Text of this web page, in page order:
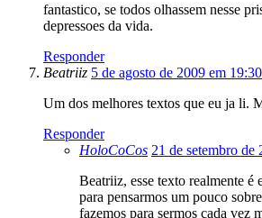
fantastico, se todos olhassem nesse
depressoes da vida.
Responder
Beatriiz 5 de agosto de 2009 em 19:30
Um dos melhores textos que eu ja li.
Responder
HoloCoCos 21 de setembro de
Beatriiz, esse texto realmente
para pensarmos um pouco
fazemos para sermos cada vez